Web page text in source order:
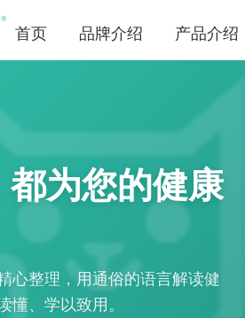
首页 品牌介绍 产品介绍
都为您的健康
心整理，用通俗的语言解读健
懂、学以致用。